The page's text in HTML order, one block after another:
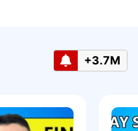
+3.7M